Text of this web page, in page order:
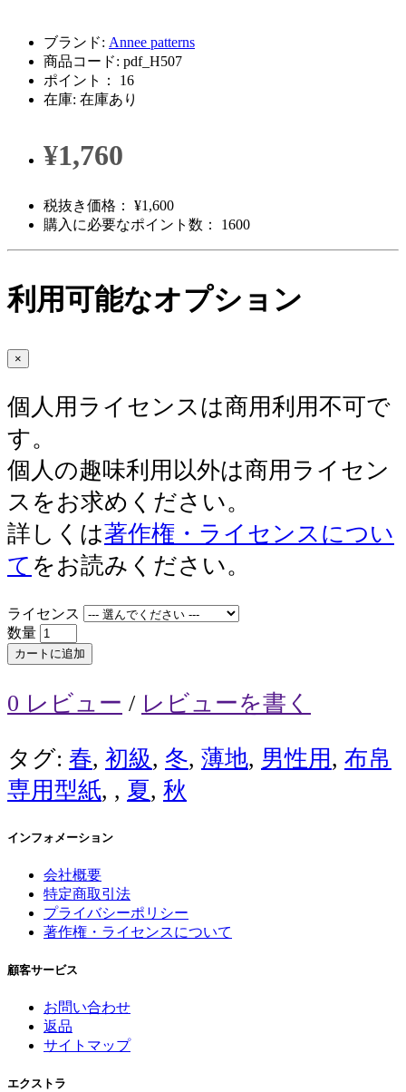
ブランド: Annee patterns
商品コード: pdf_H507
ポイント： 16
在庫: 在庫あり
¥1,760
税抜き価格： ¥1,600
購入に必要なポイント数： 1600
利用可能なオプション
×
個人用ライセンスは商用利用不可で
す。
個人の趣味利用以外は商用ライセン
スをお求めください。
詳しくは著作権・ライセンスについ
て をお読みください。
ライセンス
数量
カートに追加
0 レビュー / レビューを書く
タグ: 春, 初級, 冬, 薄地, 男性用, 布帛
専用型紙, , 夏 , 秋
インフォメーション
会社概要
特定商取引法
プライバシーポリシー
著作権・ライセンスについて
顧客サービス
お問い合わせ
返品
サイトマップ
エクストラ